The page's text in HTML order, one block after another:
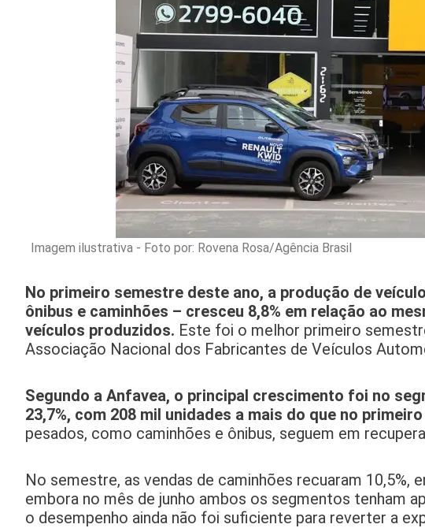
Imagem ilustrativa - Foto por: Rovena Rosa/Agência Brasil
No primeiro semestre deste ano, a produção de
ônibus e caminhões – cresceu 8,8% em relação ao
veículos produzidos. Este foi o melhor primeiro
Associação Nacional dos Fabricantes de Veículos
Segundo a Anfavea, o principal crescimento foi no
23,7%, com 208 mil unidades a mais do que no
pesados, como caminhões e ônibus, seguem em
No semestre, as vendas de caminhões recuaram 10,5%,
embora no mês de junho ambos os segmentos tenham
o desempenho ainda não foi suficiente para reverter a